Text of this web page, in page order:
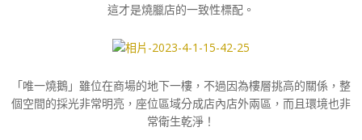
這才是燒臘店的一致性標配。
「唯一燒鵝」雖位在商場的地下一樓，不過因為樓層挑高的關係，整
個空間的採光非常明亮，座位區域分成店內店外兩區，而且環境也非
常衛生乾淨！